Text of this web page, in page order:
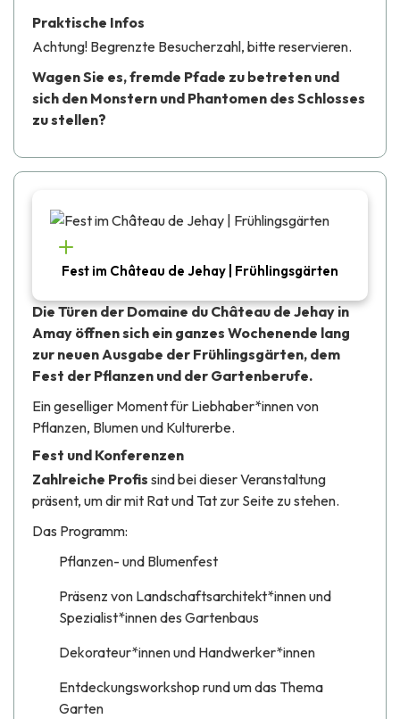
Praktische Infos
Achtung! Begrenzte Besucherzahl, bitte reservieren.
Wagen Sie es, fremde Pfade zu betreten und
sich den Monstern und Phantomen des Schlosses
zu stellen?
Fest im Château de Jehay | Frühlingsgärten
Die Türen der Domaine du Château de Jehay in
Amay öffnen sich ein ganzes Wochenende lang
zur neuen Ausgabe der Frühlingsgärten, dem
Fest der Pflanzen und der Gartenberufe.
Ein geselliger Moment für Liebhaber*innen von
Pflanzen, Blumen und Kulturerbe.
Fest und Konferenzen
Zahlreiche Profis sind bei dieser Veranstaltung
präsent, um dir mit Rat und Tat zur Seite zu stehen.
Das Programm:
Pflanzen- und Blumenfest
Präsenz von Landschaftsarchitekt*innen und
Spezialist*innen des Gartenbaus
Dekorateur*innen und Handwerker*innen
Entdeckungsworkshop rund um das Thema
Garten